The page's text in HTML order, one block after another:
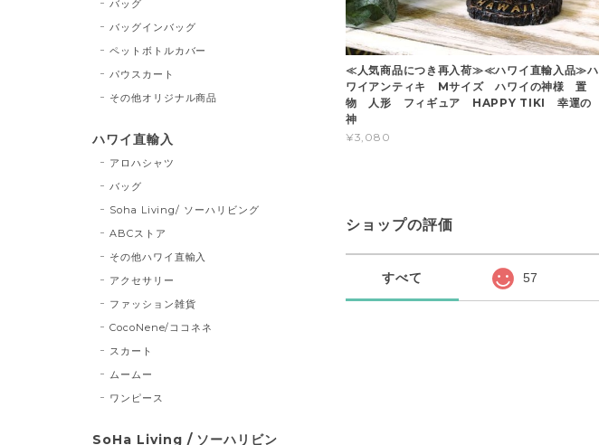
≪人気商品につき再入荷≫≪ハワイ直輸入品≫ハ
ワイアンティキ Mサイズ ハワイの神様 置
物 人形 フィギュア HAPPY TIKI 幸運の
神
¥3,080
ショップの評価
すべて 57
バッグ
バッグインバッグ
ペットボトルカバー
パウスカート
その他オリジナル商品
ハワイ直輸入
アロハシャツ
バッグ
Soha Living/ ソーハリビング
ABCストア
その他ハワイ直輸入
アクセサリー
ファッション雑貨
CocoNene/ココネネ
スカート
ムームー
ワンピース
SoHa Living / ソーハリビン